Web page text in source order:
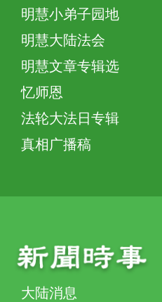
明慧小弟子园地
明慧大陆法会
明慧文章专辑选
忆师恩
法轮大法日专辑
真相广播稿
大陆消息